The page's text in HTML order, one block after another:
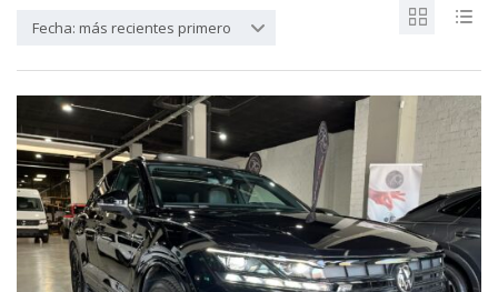
Fecha: más recientes primero